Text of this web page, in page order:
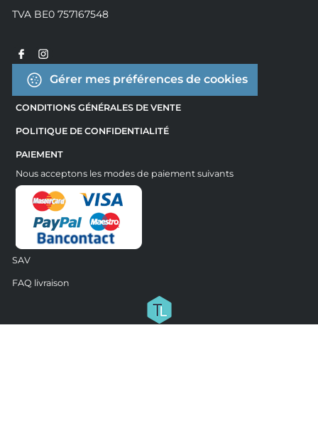
TVA BE0 757167548
Gérer mes préférences de cookies
CONDITIONS GÉNÉRALES DE VENTE
POLITIQUE DE CONFIDENTIALITÉ
PAIEMENT
Nous acceptons les modes de paiement suivants
SAV
FAQ livraison